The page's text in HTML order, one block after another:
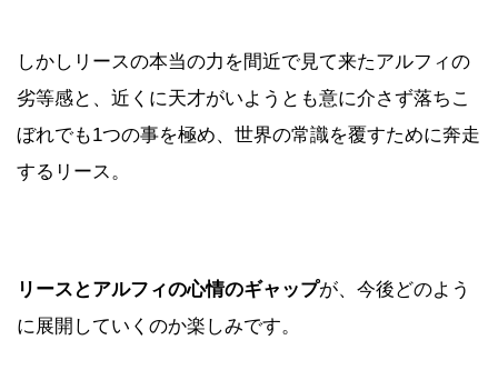
しかしリースの本当の力を間近で見て来たアルフィの
劣等感と、近くに天才がいようとも意に介さず落ちこ
ぼれでも1つの事を極め、世界の常識を覆すために奔走
するリース。
リースとアルフィの心情のギャップが、今後どのよう
に展開していくのか楽しみです。